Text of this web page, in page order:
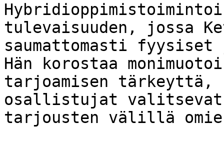
tulevaisuuden, jossa
saumattomasti
Hän korostaa
tarjoamisen
osallistujat
tarjousten välillä